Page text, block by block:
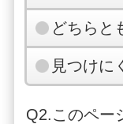
どちらと
見つけに
Q2.このペー